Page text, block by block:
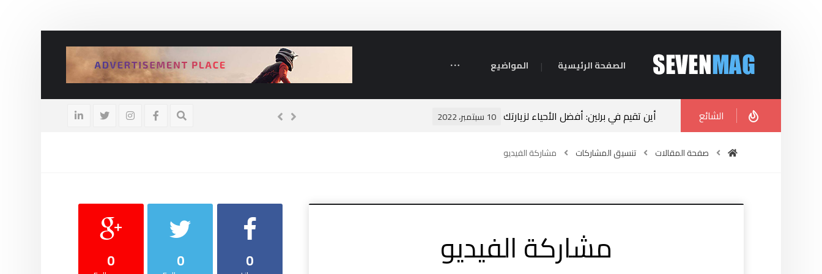
الصفحة الرئيسية المواضيع
الشائع ملوك العودة: تحليل تحولات الرياضات الإلكترونية للمراهنات أين تقيم في برلين: أفضل الأحياء لزيارتك 10 سبتمبر، 2022
صفحة المقالات تنسيق المشاركات مشاركة الفيديو
مشاركة الفيديو 0
0
0